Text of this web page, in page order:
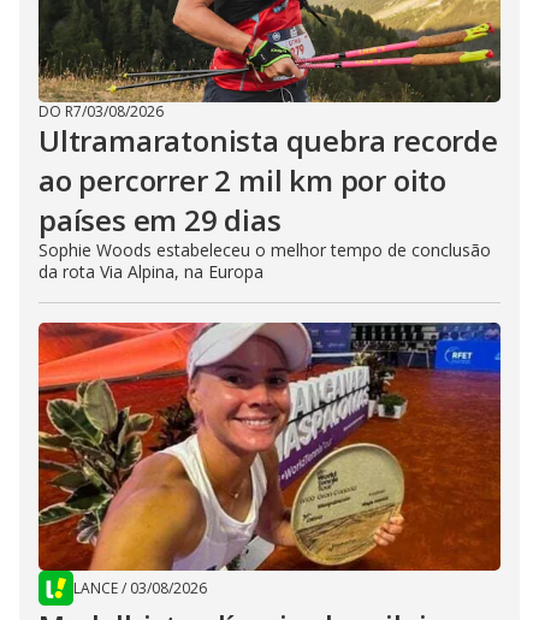
DO R7/03/08/2026
Ultramaratonista quebra recorde
ao percorrer 2 mil km por oito
países em 29 dias
Sophie Woods estabeleceu o melhor tempo de conclusão
da rota Via Alpina, na Europa
LANCE/ 03/08/2026